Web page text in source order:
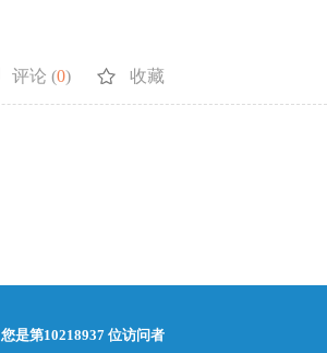
评论 (0) 收藏
您是第10218937 位访问者